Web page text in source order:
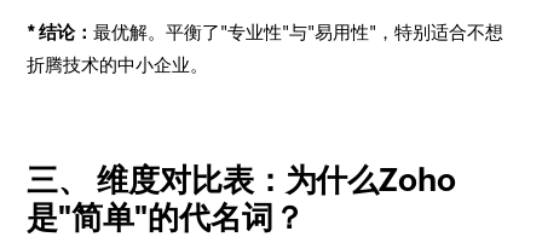
* 结论：最优解。平衡了"专业性"与"易用性"，特别适合不想
折腾技术的中小企业。
三、 维度对比表：为什么Zoho
是"简单"的代名词？